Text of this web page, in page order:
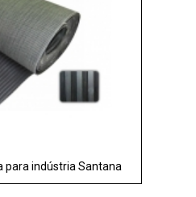
para indústria Santana